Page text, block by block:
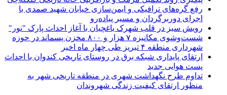
رفع گره‌های ترافیکی و ایمن‌سازی خیابان شهید صمدی با
اجرای دوربرگردان و مسیر پیاده‌رو
رویش سبز در قلب شهرک یاغچیان با آغاز احداث پارک "نور"
شست‌وشوی مکانیزه ۷ هزار و ۸۰۰ مخزن پسماند در حوزه
شهرداری منطقه ۴ تبریز طی چهار ماه اخیر
ارتقای پایداری شبکه برق در روستای تاریخی کندوان با احداث
پست هوایی جدید
تداوم طرح نگهداشت شهری در منطقه تاریخی شهر به
منظور ارتقای کیفیت زندگی شهروندان